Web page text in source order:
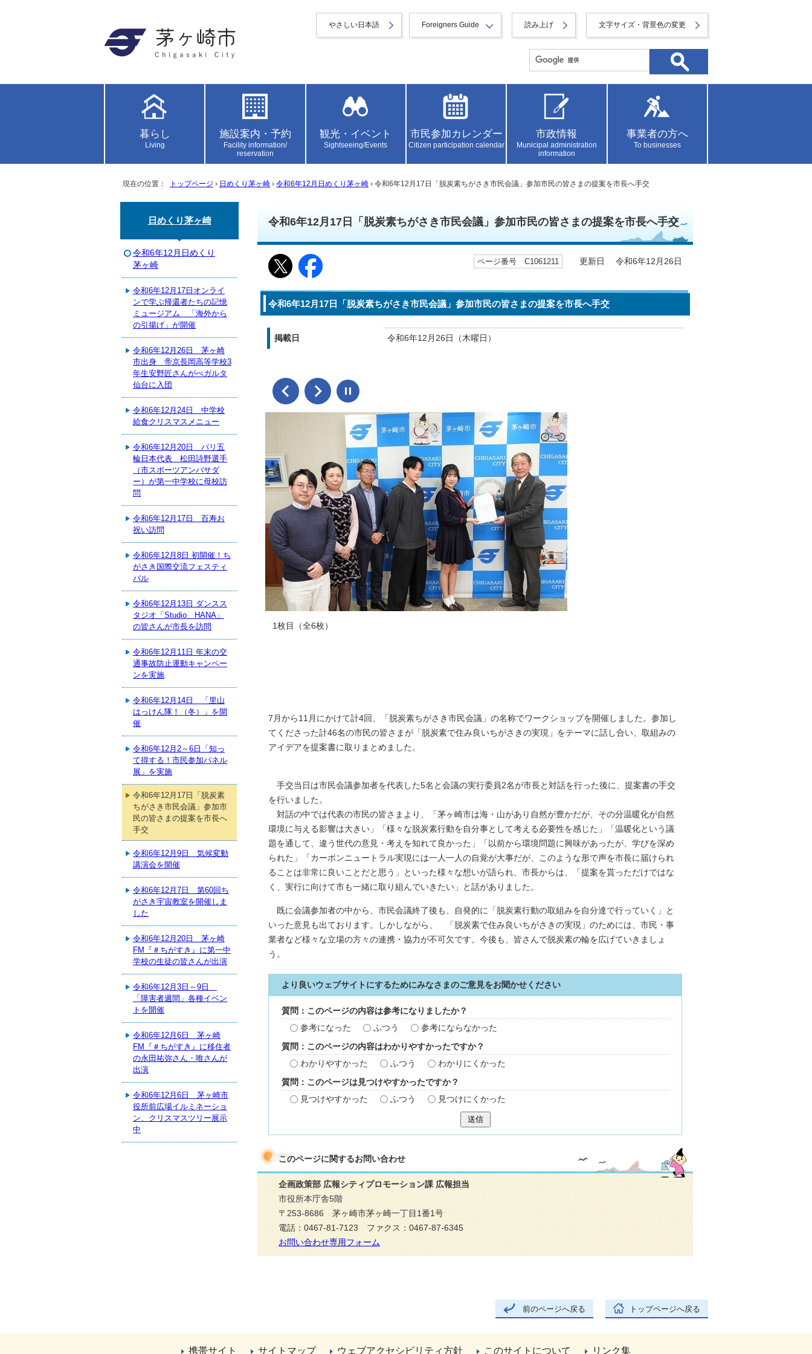
やさしい日本語 Foreigners Guide 読み上げ 文字サイズ・背景色の変更
暮らし
Living
施設案内・予約
Facility information/
reservation
観光・イベント
Sightseeing/Events
市民参加カレンダー
Citizen participation calendar
市政情報
Municipal administration
information
事業者の方へ
To businesses
現在の位置： トップページ › 日めくり茅ヶ崎 › 令和6年12月日めくり茅ヶ崎 › 令和6年12月17日「脱炭素ちがさき市民会議」参加市民の皆さまの提案を市長へ手交
令和6年12月17日「脱炭素ちがさき市民会議」参加市民の皆さまの提案を市長へ手交
ページ番号 C1061211 更新日 令和6年12月26日
令和6年12月17日「脱炭素ちがさき市民会議」参加市民の皆さまの提案を市長へ手交
掲載日 令和6年12月26日（木曜日）
1枚目（全6枚）
7月から11月にかけて計4回、「脱炭素ちがさき市民会議」の名称でワークショップを開催しました。参加し
てくださった計46名の市民の皆さまが「脱炭素で住み良いちがさきの実現」をテーマに話し合い、取組みの
アイデアを提案書に取りまとめました。
手交当日は市民会議参加者を代表した5名と会議の実行委員2名が市長と対話を行った後に、提案書の手交
を行いました。
対話の中では代表の市民の皆さまより、「茅ヶ崎市は海・山があり自然が豊かだが、その分温暖化が自然
環境に与える影響は大きい」「様々な脱炭素行動を自分事として考える必要性を感じた」「温暖化という議
題を通して、違う世代の意見・考えを知れて良かった」「以前から環境問題に興味があったが、学びを深め
られた」「カーボンニュートラル実現には一人一人の自覚が大事だが、このような形で声を市長に届けられ
ることは非常に良いことだと思う」といった様々な想いが語られ、市長からは、「提案を貰っただけではな
く、実行に向けて市も一緒に取り組んでいきたい」と話がありました。
既に会議参加者の中から、市民会議終了後も、自発的に「脱炭素行動の取組みを自分達で行っていく」と
いった意見も出ております。しかしながら、 「脱炭素で住み良いちがさきの実現」のためには、市民・事
業者など様々な立場の方々の連携・協力が不可欠です。今後も、皆さんで脱炭素の輪を広げていきましょ
う。
より良いウェブサイトにするためにみなさまのご意見をお聞かせください
質問：このページの内容は参考になりましたか？
参考になった
ふつう 参考にならなかった
質問：このページの内容はわかりやすかったですか？
わかりやすかった
ふつう わかりにくかった
質問：このページは見つけやすかったですか？
見つけやすかった
ふつう 見つけにくかった
送信
このページに関するお問い合わせ
企画政策部 広報シティプロモーション課 広報担当
市役所本庁舎5階
〒253-8686 茅ヶ崎市茅ヶ崎一丁目1番1号
電話：0467-81-7123 ファクス：0467-87-6345
お問い合わせ専用フォーム
日めくり茅ヶ崎
令和6年12月日めくり
茅ヶ崎
令和6年12月17日オンライ
ンで学ぶ帰還者たちの記憶
ミュージアム 「海外から
の引揚げ」が開催
令和6年12月26日 茅ヶ崎
市出身 帝京長岡高等学校3
年生安野匠さんがべガルタ
仙台に入団
令和6年12月24日 中学校
給食クリスマスメニュー
令和6年12月20日 パリ五
輪日本代表 松田詩野選手
（市スポーツアンバサダ
ー）が第一中学校に母校訪
問
令和6年12月17日 百寿お
祝い訪問
令和6年12月8日 初開催！ち
がさき国際交流フェスティ
バル
令和6年12月13日 ダンスス
タジオ「Studio HANA」
の皆さんが市長を訪問
令和6年12月11日 年末の交
通事故防止運動キャンペー
ンを実施
令和6年12月14日 「里山
はっけん隊！（冬）」を開
催
令和6年12月2～6日「知っ
て得する！市民参加パネル
展」を実施
令和6年12月17日「脱炭素
ちがさき市民会議」参加市
民の皆さまの提案を市長へ
手交
令和6年12月9日 気候変動
講演会を開催
令和6年12月7日 第60回ち
がさき宇宙教室を開催しま
した
令和6年12月20日 茅ヶ崎
FM『＃ちがすき』に第一中
学校の生徒の皆さんが出演
令和6年12月3日～9日
「障害者週間」各種イベン
トを開催
令和6年12月6日 茅ヶ崎
FM『＃ちがすき』に移住者
の永田祐弥さん・唯さんが
出演
令和6年12月6日 茅ヶ崎市
役所前広場イルミネーショ
ン、クリスマスツリー展示
中
前のページへ戻る トップページへ戻る
携帯サイト サイトマップ ウェブアクセシビリティ方針 このサイトについて リンク集